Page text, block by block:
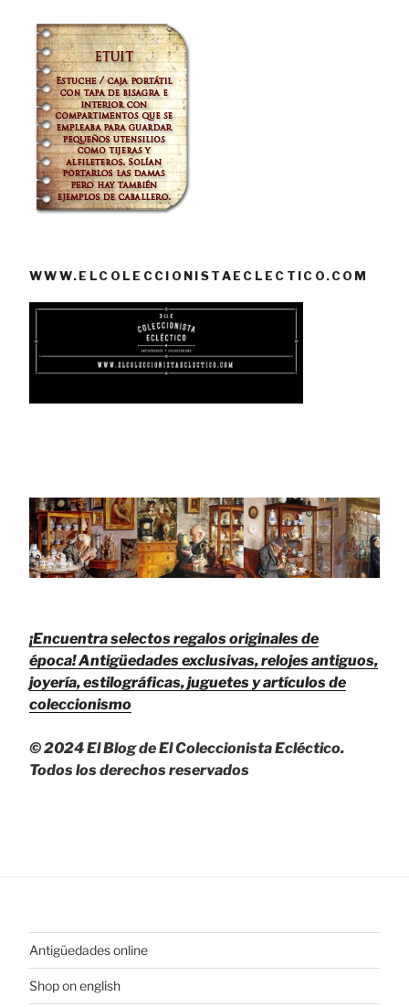
WWW.ELCOLECCIONISTAECLECTICO.COM
¡Encuentra selectos regalos originales de
época!Antigüedades exclusivas, relojes antiguos,
joyería, estilográficas, juguetes y artículos de
coleccionismo
© 2024 El Blog de El Coleccionista Ecléctico.
Todos los derechos reservados
Antigüedades online
Shop on english